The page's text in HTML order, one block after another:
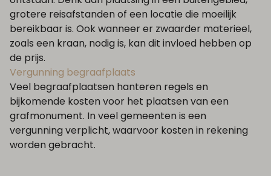
grotere reisafstanden of een locatie die moeilijk
bereikbaar is. Ook wanneer er zwaarder materieel,
zoals een kraan, nodig is, kan dit invloed hebben op
de prijs.
Vergunning begraafplaats
Veel begraafplaatsen hanteren regels en
bijkomende kosten voor het plaatsen van een
grafmonument. In veel gemeenten is een
vergunning verplicht, waarvoor kosten in rekening
worden gebracht.